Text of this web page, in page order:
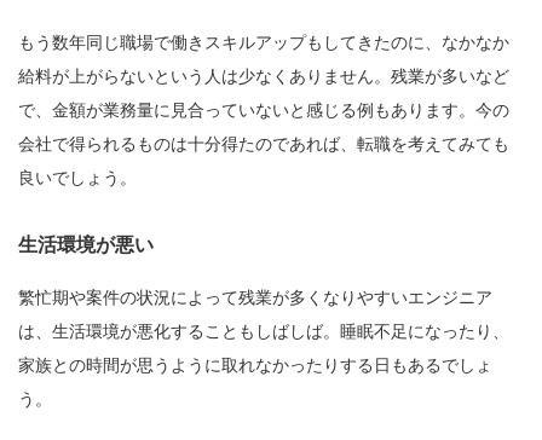
もう数年同じ職場で働きスキルアップもしてきたのに、なかなか
給料が上がらないという人は少なくありません。残業が多いなど
で、金額が業務量に見合っていないと感じる例もあります。今の
会社で得られるものは十分得たのであれば、転職を考えてみても
良いでしょう。
生活環境が悪い
繁忙期や案件の状況によって残業が多くなりやすいエンジニア
は、生活環境が悪化することもしばしば。睡眠不足になったり、
家族との時間が思うように取れなかったりする日もあるでしょ
う。